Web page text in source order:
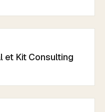
et Kit Consulting